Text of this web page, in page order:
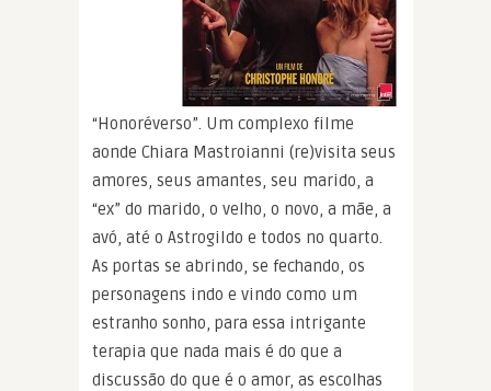
“Honoréverso”. Um complexo filme
aonde Chiara Mastroianni (re)visita seus
amores, seus amantes, seu marido, a
“ex” do marido, o velho, o novo, a mãe, a
avó, até o Astrogildo e todos no quarto.
As portas se abrindo, se fechando, os
personagens indo e vindo como um
estranho sonho, para essa intrigante
terapia que nada mais é do que a
discussão do que é o amor, as escolhas